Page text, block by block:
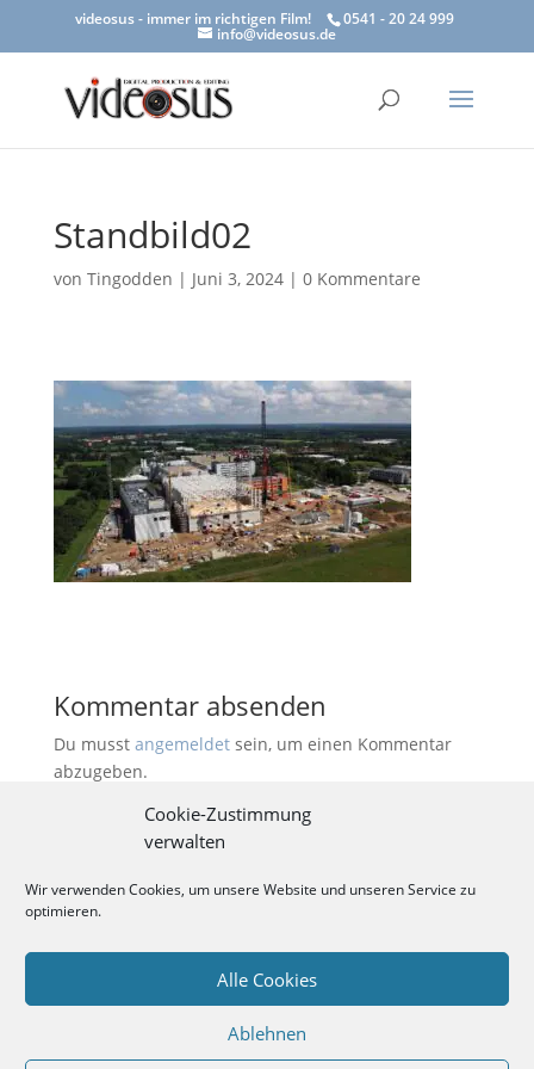
Cookie-Zustimmung
verwalten
Wir verwenden Cookies, um unsere Website und unseren Service zu
optimieren.
Alle Cookies
Ablehnen
videosus - immer im richtigen Film! 0541 - 20 24 999
info@videosus.de
Standbild02
von Tingodden | Juni 3, 2024| 0 Kommentare
Kommentar absenden
Du musst angemeldetsein, um einen Kommentar
abzugeben.
videosus
Süver Hang 22b, 49090 Osnabrück